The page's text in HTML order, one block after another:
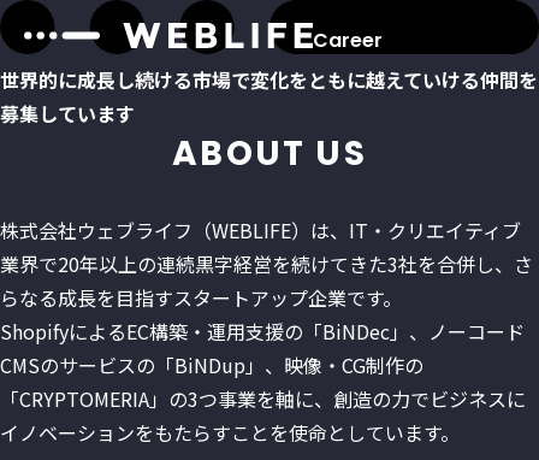
Career
世界的に成長し続ける市場で変化をともに越えていける仲間を
募集しています
ABOUT US
株式会社ウェブライフ（WEBLIFE）は、IT・クリエイティブ
業界で20年以上の連続黒字経営を続けてきた3社を合併し、さ
らなる成長を目指すスタートアップ企業です。
ShopifyによるEC構築・運用支援の「BiNDec」、ノーコード
CMSのサービスの「BiNDup」、映像・CG制作の
「CRYPTOMERIA」の3つ事業を軸に、創造の力でビジネスに
イノベーションをもたらすことを使命としています。